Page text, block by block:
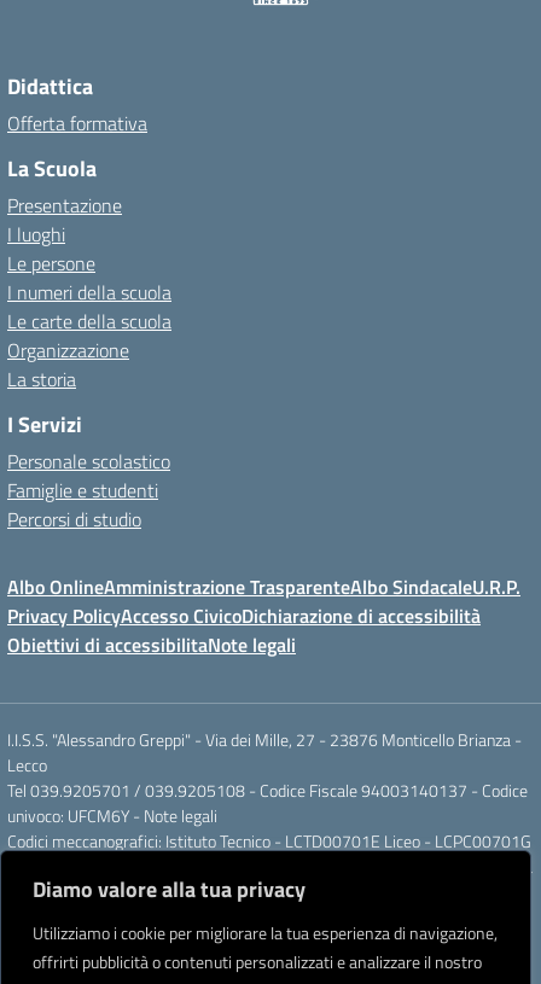
Diamo valore alla tua privacy
Utilizziamo i cookie per migliorare la tua esperienza di navigazione,
offrirti pubblicità o contenuti personalizzati e analizzare il nostro
Didattica
Offerta formativa
La Scuola
Presentazione
I luoghi
Le persone
I numeri della scuola
Le carte della scuola
Organizzazione
La storia
I Servizi
Personale scolastico
Famiglie e studenti
Percorsi di studio
Albo OnlineAmministrazione TrasparenteAlbo SindacaleU.R.P.
Privacy PolicyAccesso CivicoDichiarazione di accessibilità
Obiettivi di accessibilitaNote legali
I.I.S.S. "Alessandro Greppi" - Via dei Mille, 27 - 23876 Monticello Brianza -
Lecco
Tel 039.9205701 / 039.9205108 - Codice Fiscale 94003140137 - Codice
univoco: UFCM6Y - Note legali
Codici meccanografici: Istituto Tecnico - LCTD00701E Liceo - LCPC00701G
Posta elettronica ordinaria: LCIS007008@ISTRUZIONE.IT Posta elettronica
certificata: LCIS007008@PEC.ISTRUZIONE.IT
Intestato a: Istituto di Istruzione Secondaria Superiore A. Greppi
Partner tecnologicoCreative Software Lab S.r.l.